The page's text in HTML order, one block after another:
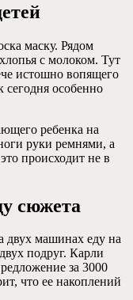
маску. Рядом
с молоком. Тут
истошно вопящего
особенно
ребенка на
руки ремнями, а
происходит не в
сюжета
двух машинах еду на
подруг. Карли
за 3000
что ее накоплений